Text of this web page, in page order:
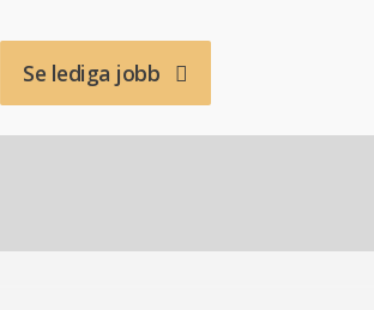
Se lediga jobb